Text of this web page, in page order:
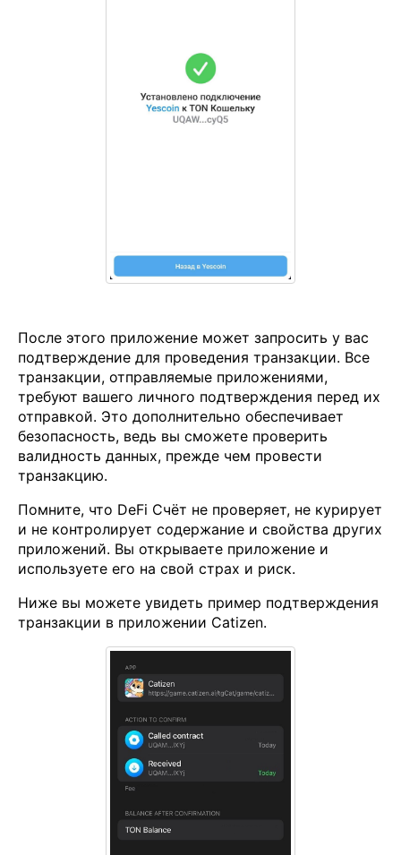
После этого приложение может запросить у вас
подтверждение для проведения транзакции. Все
транзакции, отправляемые приложениями,
требуют вашего личного подтверждения перед их
отправкой. Это дополнительно обеспечивает
безопасность, ведь вы сможете проверить
валидность данных, прежде чем провести
транзакцию.
Помните, что DeFi Счёт не проверяет, не курирует
и не контролирует содержание и свойства других
приложений. Вы открываете приложение и
используете его на свой страх и риск.
Ниже вы можете увидеть пример подтверждения
транзакции в приложении Catizen.